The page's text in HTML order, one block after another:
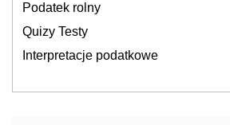
Podatek rolny
Quizy Testy
Interpretacje podatkowe